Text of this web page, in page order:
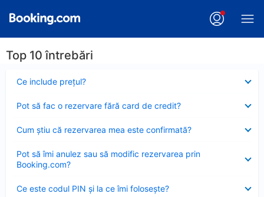
Top 10 întrebări
Ce include preţul?
închis
Pot să fac o rezervare fără card de credit?
închis
Cum ştiu că rezervarea mea este confirmată?
închis
Pot să îmi anulez sau să modific rezervarea prin
Booking.com?
închis
Ce este codul PIN şi la ce îmi foloseşte?
închis